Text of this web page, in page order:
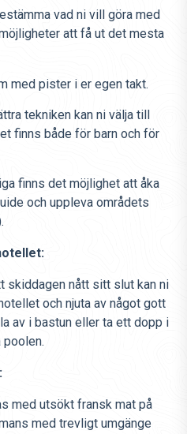
vad ni vill göra med
att få ut det mesta
med pister i er egen takt.
tekniken kan ni välja till
finns både för barn och för
finns det möjlighet att åka
och uppleva områdets
skiddagen nått sitt slut kan ni
och njuta av något gott
av i bastun eller ta ett dopp i
poolen.
med utsökt fransk mat på
med trevligt umgänge